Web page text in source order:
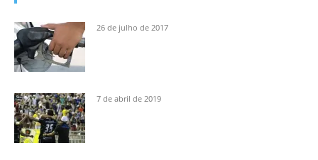
26 de julho de 2017
7 de abril de 2019